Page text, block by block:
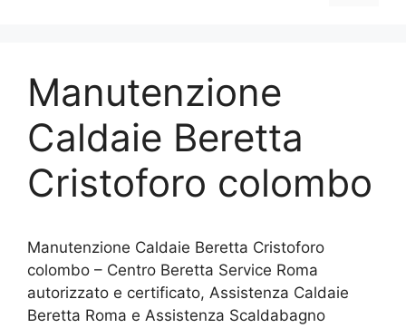
Manutenzione
Caldaie Beretta
Cristoforo colombo
Manutenzione Caldaie Beretta Cristoforo
colombo – Centro Beretta Service Roma
autorizzato e certificato, Assistenza Caldaie
Beretta Roma e Assistenza Scaldabagno